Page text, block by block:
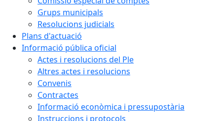
Grups municipals
Resolucions judicials
Plans d'actuació
Informació pública oficial
Actes i resolucions del Ple
Altres actes i resolucions
Convenis
Contractes
Informació econòmica i pressupostària
Instruccions i protocols